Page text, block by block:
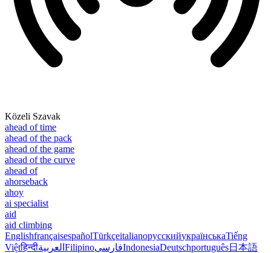
Közeli Szavak
ahead of time
ahead of the pack
ahead of the game
ahead of the curve
ahead of
ahorseback
ahoy
ai specialist
aid
aid climbing
EnglishfrançaisespañolTürkçeitalianoрусскийукраїнськаTiếng
Việtहिन्दीالعربية FilipinoفارسیIndonesiaDeutschportuguês日本語